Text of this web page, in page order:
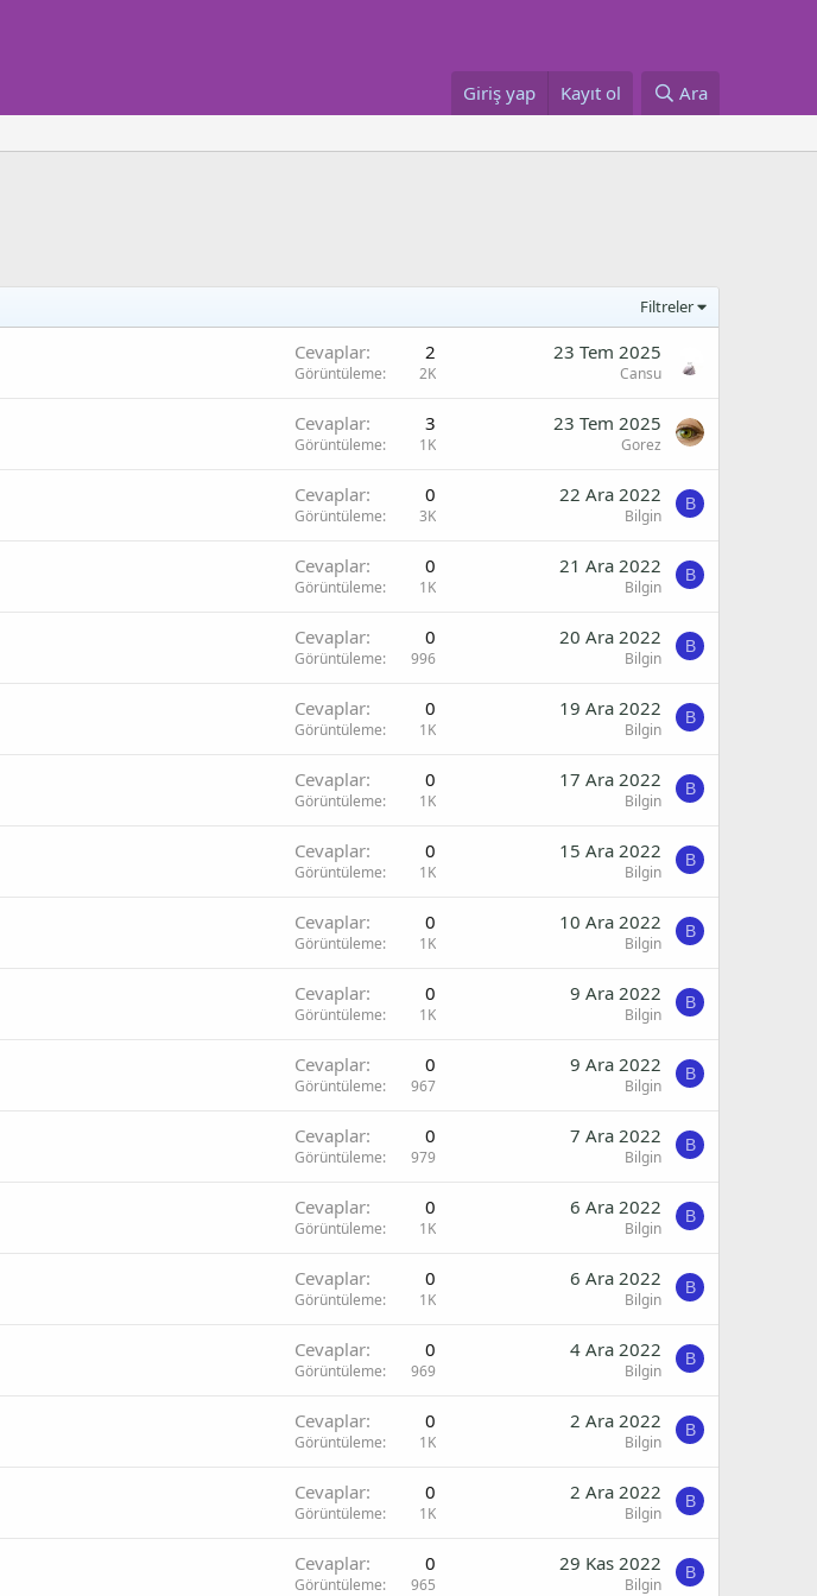
Giriş yap Kayıt ol Ara
Filtreler
Cevaplar 2
Görüntüleme 2K
23 Tem 2025
Cansu
Cevaplar 3
Görüntüleme 1K
23 Tem 2025
Gorez
Cevaplar 0
Görüntüleme 3K
22 Ara 2022
Bilgin
B
Cevaplar 0
Görüntüleme 1K
21 Ara 2022
Bilgin
B
Cevaplar 0
Görüntüleme 996
20 Ara 2022
Bilgin
B
Cevaplar 0
Görüntüleme 1K
19 Ara 2022
Bilgin
B
Cevaplar 0
Görüntüleme 1K
17 Ara 2022
Bilgin
B
Cevaplar 0
Görüntüleme 1K
15 Ara 2022
Bilgin
B
Cevaplar 0
Görüntüleme 1K
10 Ara 2022
Bilgin
B
Cevaplar 0
Görüntüleme 1K
9 Ara 2022
Bilgin
B
Cevaplar 0
Görüntüleme 967
9 Ara 2022
Bilgin
B
Cevaplar 0
Görüntüleme 979
7 Ara 2022
Bilgin
B
Cevaplar 0
Görüntüleme 1K
6 Ara 2022
Bilgin
B
Cevaplar 0
Görüntüleme 1K
6 Ara 2022
Bilgin
B
Cevaplar 0
Görüntüleme 969
4 Ara 2022
Bilgin
B
Cevaplar 0
Görüntüleme 1K
2 Ara 2022
Bilgin
B
Cevaplar 0
Görüntüleme 1K
2 Ara 2022
Bilgin
B
Cevaplar 0
Görüntüleme 965
29 Kas 2022
Bilgin
B